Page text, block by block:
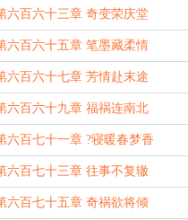
六百六十三章 奇变荣庆堂
六百六十五章 笔墨藏柔情
六百六十七章 芳情赴末途
六百六十九章 福祸连南北
六百七十一章 ?寝暖春梦香
六百七十三章 往事不复辙
六百七十五章 奇祸欲将倾